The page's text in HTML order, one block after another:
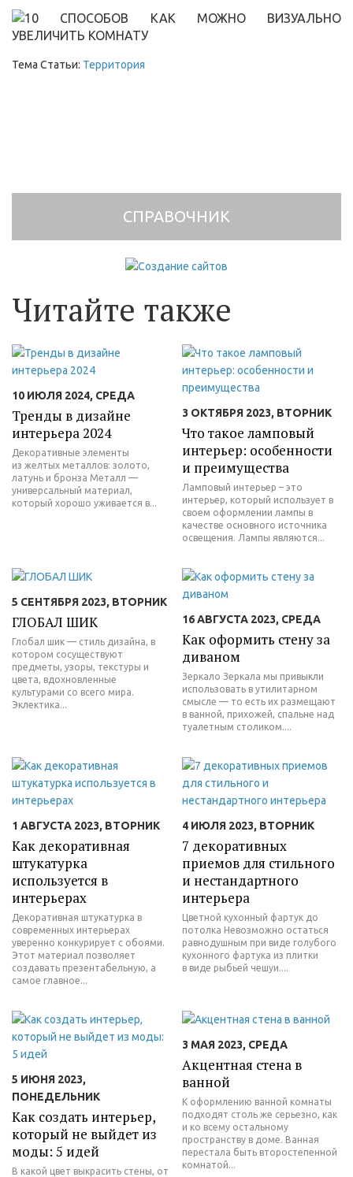
Тема Статьи: Территория
СПРАВОЧНИК
Читайте также
10 ИЮЛЯ 2024, СРЕДА
Тренды в дизайне
интерьера 2024
Декоративные элементы
из желтых металлов: золото,
латунь и бронза Металл —
универсальный материал,
который хорошо уживается в...
3 ОКТЯБРЯ 2023, ВТОРНИК
Что такое ламповый
интерьер: особенности
и преимущества
Ламповый интерьер – это
интерьер, который использует в
своем оформлении лампы в
качестве основного источника
освещения. Лампы являются...
5 СЕНТЯБРЯ 2023, ВТОРНИК
ГЛОБАЛ ШИК
Глобал шик — стиль дизайна, в
котором сосуществуют
предметы, узоры, текстуры и
цвета, вдохновленные
культурами со всего мира.
Эклектика...
16 АВГУСТА 2023, СРЕДА
Как оформить стену за
диваном
Зеркало Зеркала мы привыкли
использовать в утилитарном
смысле — то есть их размещают
в ванной, прихожей, спальне над
туалетным столиком....
1 АВГУСТА 2023, ВТОРНИК
Как декоративная
штукатурка
используется в
интерьерах
Декоративная штукатурка в
современных интерьерах
уверенно конкурирует с обоями.
Этот материал позволяет
создавать презентабельную, а
самое главное...
4 ИЮЛЯ 2023, ВТОРНИК
7 декоративных
приемов для стильного
и нестандартного
интерьера
Цветной кухонный фартук до
потолка Невозможно остаться
равнодушным при виде голубого
кухонного фартука из плитки
в виде рыбьей чешуи....
5 ИЮНЯ 2023,
ПОНЕДЕЛЬНИК
Как создать интерьер,
который не выйдет из
моды: 5 идей
В какой цвет выкрасить стены, от
3 МАЯ 2023, СРЕДА
Акцентная стена в
ванной
К оформлению ванной комнаты
подходят столь же серьезно, как
и ко всему остальному
пространству в доме. Ванная
перестала быть второстепенной
комнатой...